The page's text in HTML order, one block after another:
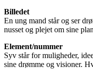
Billedet
En ung mand står og ser
nusset og plejet om sine
Element/nummer
Syv står for muligheder,
sine drømme og visioner.